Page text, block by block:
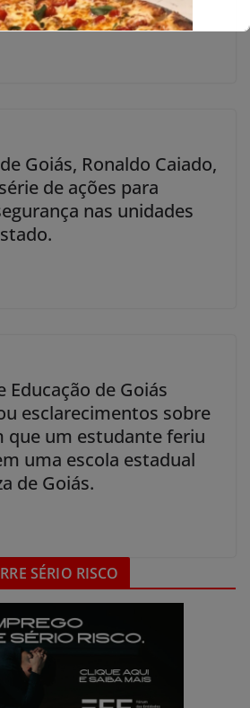
Goiás, Ronaldo Caiado,
de ações para
nas unidades
Educação de Goiás
esclarecimentos sobre
que um estudante feriu
uma escola estadual
de Goiás.
SÉRIO RISCO